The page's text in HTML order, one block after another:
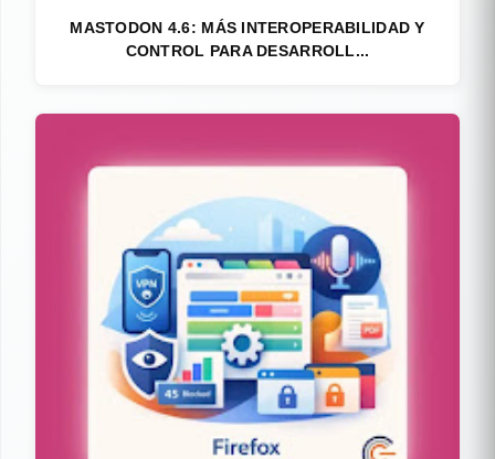
MASTODON 4.6: MÁS INTEROPERABILIDAD Y
CONTROL PARA DESARROLL...